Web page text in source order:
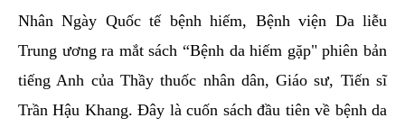
Nhân Ngày Quốc tế bệnh hiếm, Bệnh viện Da liễu
Trung ương ra mắt sách “Bệnh da hiếm gặp" phiên bản
tiếng Anh của Thầy thuốc nhân dân, Giáo sư, Tiến sĩ
Trần Hậu Khang. Đây là cuốn sách đầu tiên về bệnh da